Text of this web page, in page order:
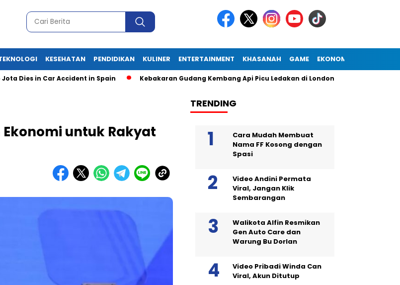
KESEHATAN PENDIDIKAN KULINER ENTERTAINMENT KHASANAH GAME EKONOMI
in Car Accident in Spain Kebakaran Gudang Kembang Api Picu Ledakan di London Diogo Jota Dies in
untuk Rakyat
TRENDING
Cara Mudah Membuat
Nama FF Kosong dengan
Spasi
Video Andini Permata
Viral, Jangan Klik
Sembarangan
Walikota Alfin Resmikan
Gen Auto Care dan
Warung Bu Dorlan
Video Pribadi Winda Can
Viral, Akun Ditutup